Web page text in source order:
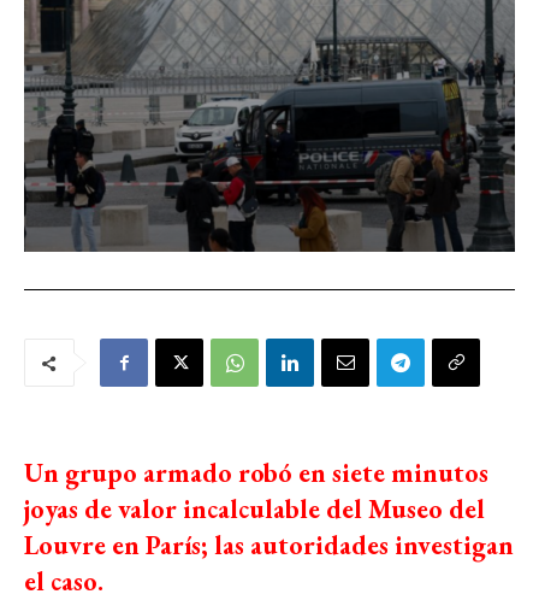
Un grupo armado robó en siete minutos
joyas de valor incalculable del Museo del
Louvre en París; las autoridades investigan
el caso.